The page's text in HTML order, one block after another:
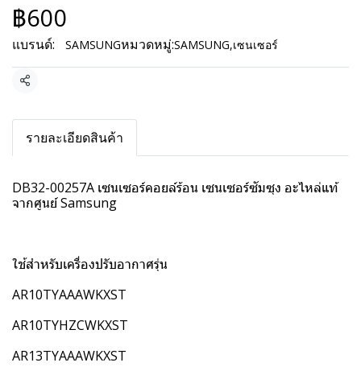
฿600
แบรนด์: SAMSUNGหมวดหมู่:SAMSUNG,เซนเซอร์
แชร์
รายละเอียดสินค้า
DB32-00257A เซนเซอร์คอยล์ร้อน เซนเซอร์ซัมซุง อะไหล่แท้
จากศูนย์ Samsung
ใช้สำหรับเครื่องปรับอากาศรุ่น
AR10TYAAAWKXST
AR10TYHZCWKXST
AR13TYAAAWKXST